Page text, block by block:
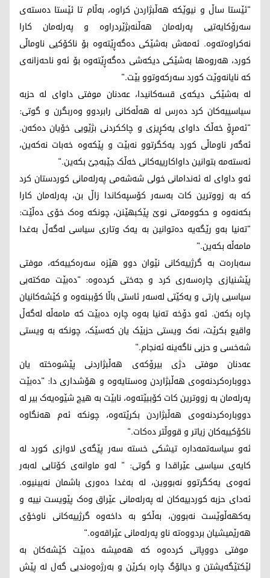
"ئێستا ساڵ و نیوێکە هەڵبژاردن کراوە، بەڵام تا ئێستا دەستەی
سەرۆکایەتیی پەرلەمان هەڵنەبژێردراوە و پەرلەمان کارا
نەکراوەتەوە. ئەمەش بەشێکی دەگەڕێتەوە بۆ ناکۆکیی ناوماڵی
کورد، هەروەها بەشێکی دیکەشی دەگەڕێتەوە بۆ ئەو ناحەزانەی
کە نایانەوێت کورد سەرکەوتوو بێت."
لە بەشێکی دیکەی قسەکانیدا، عەدنان موفتی داوای لە حزبە
سیاسییەکان کرد دەرس لە هەڵەکانی رابردوو وەربگرن و گوتی:
"ئەمڕۆ خەڵک داوای یەکڕیزی و چاککردنی بژێویی خۆیان دەکەن.
ئەگەر ناوماڵی کورد یەکگرتوو نەبێت و پێکەوە خەبات نەکەین،
ئەستەمە بتوانین داواکارییەکانی خەڵک جێبەجێ بکەین."
ئەو داوای لە ئەندامانی خولی شەشەمی پەرلەمانی کوردستان کرد
کە بە زووترین کات بەسەر کۆسپەکاندا زاڵ بن، پەرلەمان کارا
بکەنەوە و حکوومەتی نوێ پێکبهێنن، چونکە وەک خۆی دەڵێت:
"تەنیا بەو رێگەیە دەتوانین بە یەک وتاری سیاسی لەگەڵ بەغدا
مامەڵە بکەین."
سەبارەت بە گرژییەکانی نێوان دوو هێزە سەرەکییەکە، موفتی
پێشنیازی چارەسەری کرد و جەختی کردەوە: "دەبێت مەکتەبی
سیاسیی پارتی و یەکێتی لەسەر ئاستی باڵا کۆببنەوە و کێشەکانیان
چارە بکەن. ئەو دۆخە تەنیا بەوە چارە دەبێت کە مامەڵە لەگەڵ
واقیع بکرێت، نەک ویستی حزبێک یان کەسێک، چونکە بە ویستی
شەخسی و حزبی ناگەینە ئەنجام."
عەدنان موفتی دژی بیرۆکەی هەڵبژاردنی پێشوەختە یان
دووبارەکردنەوەی هەڵبژاردن وەستایەوە و هۆشداری دا: "دەبێت
پەرلەمان بە زووترین کات کۆببێتەوە، نابێت بە هیچ شێوەیەک بیر لە
دووبارەکردنەوەی هەڵبژاردن بکرێتەوە، چونکە ئەم هەنگاوە
ناکۆکییەکان زیاتر و قووڵتر دەکات."
ئەو سیاسەتمەدارە تیشکی خستە سەر پێگەی لاوازی کورد لە
کایەی سیاسیی عێراقدا و گوتی: " لەو ماوانەی کۆتایی لەبەر
ئەوەی یەکگرتوو نەبووین، لە بەغدا دەوری باشمان نەبینیوە.
ئەدای حزبە کوردییەکان لە پەرلەمانی عێراق وەک پێویست نییە و
یەکهەڵوێست نەبوون، بەڵکو بە داخەوە گرژییەکانی ناوخۆی
هەرێمیشیان بردووەتە ناو پەرلەمانی عێراقەوە."
موفتی دووپاتی کردەوە کە هەمیشە دەبێت کێشەکان بە
لێکتێگەیشتن و دیالۆگ چارە بکرێن و بەرژەوەندیی گەل لە پێش